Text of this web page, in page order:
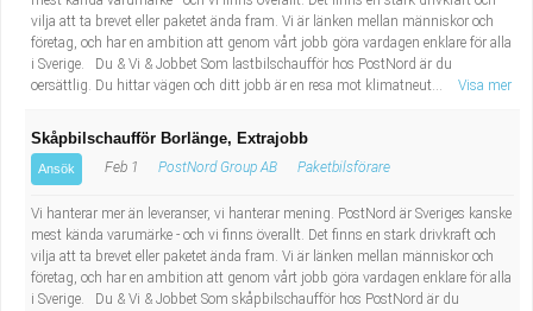
vilja att ta brevet eller paketet ända fram. Vi är länken mellan människor och
företag, och har en ambition att genom vårt jobb göra vardagen enklare för alla
i Sverige. Du & Vi & Jobbet Som lastbilschaufför hos PostNord är du
oersättlig. Du hittar vägen och ditt jobb är en resa mot klimatneut...
Visa mer
Skåpbilschaufför Borlänge, Extrajobb
Ansök Feb 1 PostNord Group AB Paketbilsförare
Vi hanterar mer än leveranser, vi hanterar mening. PostNord är Sveriges kanske
mest kända varumärke - och vi finns överallt. Det finns en stark drivkraft och
vilja att ta brevet eller paketet ända fram. Vi är länken mellan människor och
företag, och har en ambition att genom vårt jobb göra vardagen enklare för alla
i Sverige. Du & Vi & Jobbet Som skåpbilschaufför hos PostNord är du